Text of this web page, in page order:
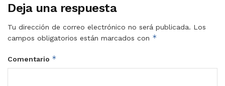
Deja una respuesta
Tu dirección de correo electrónico no será publicada. Los
campos obligatorios están marcados con *
Comentario *